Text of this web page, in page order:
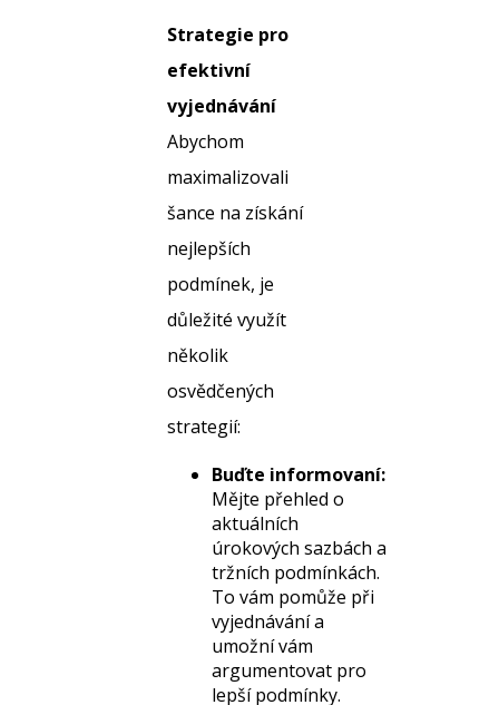
Strategie pro
efektivní
vyjednávání
Abychom
maximalizovali
šance na získání
nejlepších
podmínek, je
důležité využít
několik
osvědčených
strategií:
Buďte informovaní:
Mějte přehled o
aktuálních
úrokových sazbách a
tržních podmínkách.
To vám pomůže při
vyjednávání a
umožní vám
argumentovat pro
lepší podmínky.